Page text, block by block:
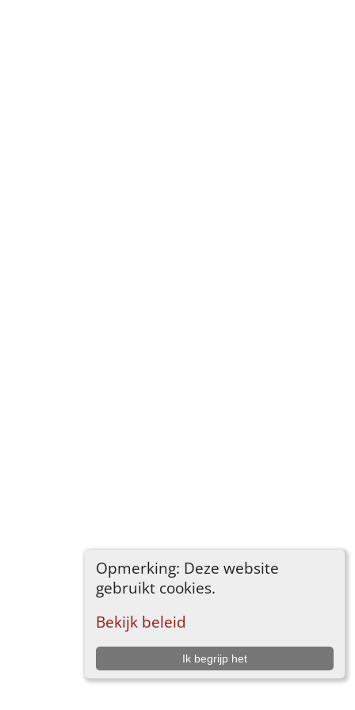
Opmerking: Deze website
gebruikt cookies.
Bekijk beleid
Ik begrijp het